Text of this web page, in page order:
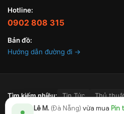
Hotline:
0902 808 315
Bản đồ:
Hướng dẫn đường đi →
Tìm kiếm nhiều: Tin Tức
Thủ
Điện thoại & Phụ kiện
Máy lọc
Lê M. (Đà Nẵng) vừa mua Pin